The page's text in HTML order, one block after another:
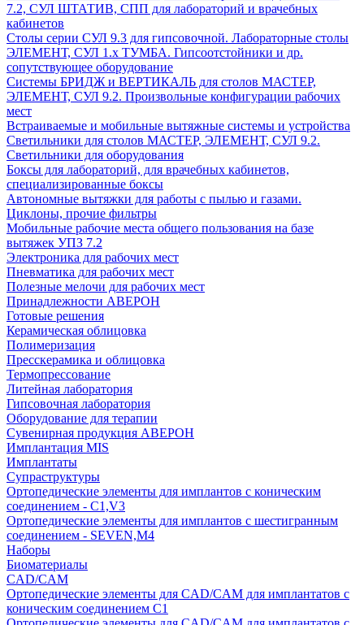
7.2, СУЛ ШТАТИВ, СПП для лабораторий и врачебных
кабинетов
Столы серии СУЛ 9.3 для гипсовочной. Лабораторные столы
ЭЛЕМЕНТ, СУЛ 1.х ТУМБА. Гипсоотстойники и др.
сопутствующее оборудование
Системы БРИДЖ и ВЕРТИКАЛЬ для столов МАСТЕР,
ЭЛЕМЕНТ, СУЛ 9.2. Произвольные конфигурации рабочих
мест
Встраиваемые и мобильные вытяжные системы и устройства
Светильники для столов МАСТЕР, ЭЛЕМЕНТ, СУЛ 9.2.
Светильники для оборудования
Боксы для лабораторий, для врачебных кабинетов,
специализированные боксы
Автономные вытяжки для работы с пылью и газами.
Циклоны, прочие фильтры
Мобильные рабочие места общего пользования на базе
вытяжек УПЗ 7.2
Электроника для рабочих мест
Пневматика для рабочих мест
Полезные мелочи для рабочих мест
Принадлежности АВЕРОН
Готовые решения
Керамическая облицовка
Полимеризация
Пресскерамика и облицовка
Термопрессование
Литейная лаборатория
Гипсовочная лаборатория
Оборудование для терапии
Сувенирная продукция АВЕРОН
Имплантация MIS
Имплантаты
Супраструктуры
Ортопедические элементы для имплантов с коническим
соединением - C1,V3
Ортопедические элементы для имплантов с шестигранным
соединением - SEVEN,M4
Наборы
Биоматериалы
CAD/CAM
Ортопедические элементы для CAD/CAM для имплантатов с
коническим соединением С1